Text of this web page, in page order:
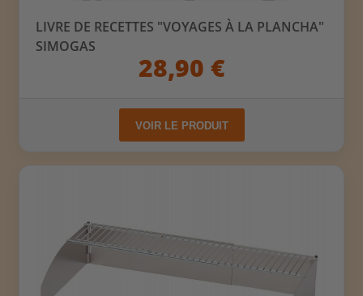
LIVRE DE RECETTES "VOYAGES À LA PLANCHA"
SIMOGAS
28,90 €
VOIR LE PRODUIT